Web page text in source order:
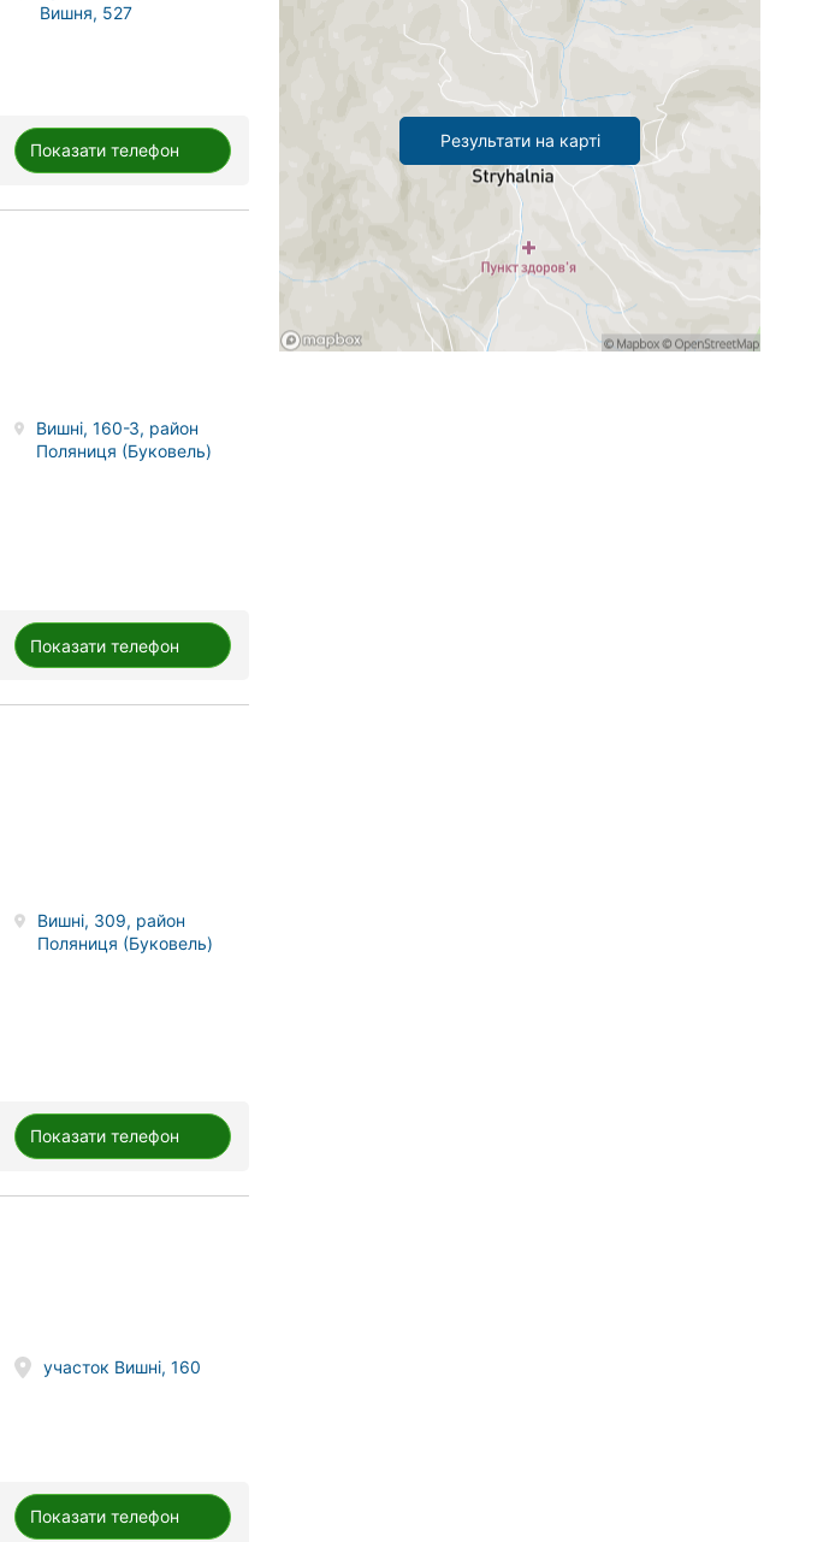
Вишня, 527
Показати телефон
Вишні, 160-З, район
Поляниця (Буковель)
Показати телефон
Вишні, 309, район
Поляниця (Буковель)
Показати телефон
участок Вишні, 160
Показати телефон
Результати на карті